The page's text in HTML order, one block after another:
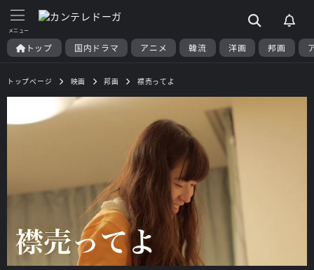
トップ 国内ドラマ アニメ 韓流 洋画 邦画
トップページ 映画 邦画 襟売ってよ